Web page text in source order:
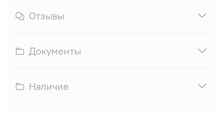
Отзывы
Документы
Наличие